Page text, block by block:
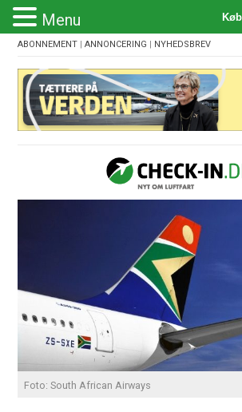
ABONNEMENT |ANNONCERING | NYHEDSBREV
Foto: South African Airways
Menu